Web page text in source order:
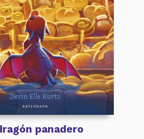
panadero